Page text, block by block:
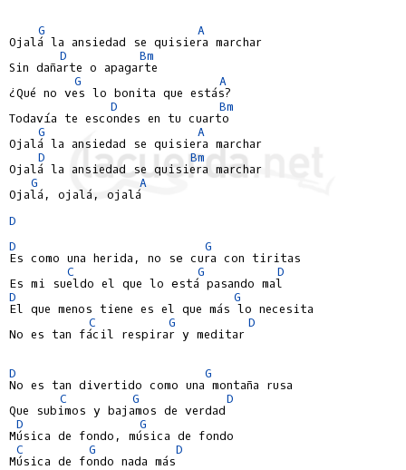
G
A
Ojalá la ansiedad se quisiera marchar
D
Bm
Sin dañarte o apagarte
G
A
¿Qué no ves lo bonita que estás?
D
Bm
Todavía te escondes en tu cuarto
G
A
Ojalá la ansiedad se quisiera marchar
D
Bm
Ojalá la ansiedad se quisiera marchar
G
A
Ojalá, ojalá, ojalá
D
D
G
Es como una herida, no sе cura con tiritas
C
G
D
D
G
El que menos tiene es el que más lo necesita
C
G
D
No es tan fácil respirar y meditar
D
G
No es tan divertido como una montaña rusa
C
G
D
Que subimos y bajamos de verdad
D
G
Música de fondo, música de fondo
C
G
D
Música de fondo nada más